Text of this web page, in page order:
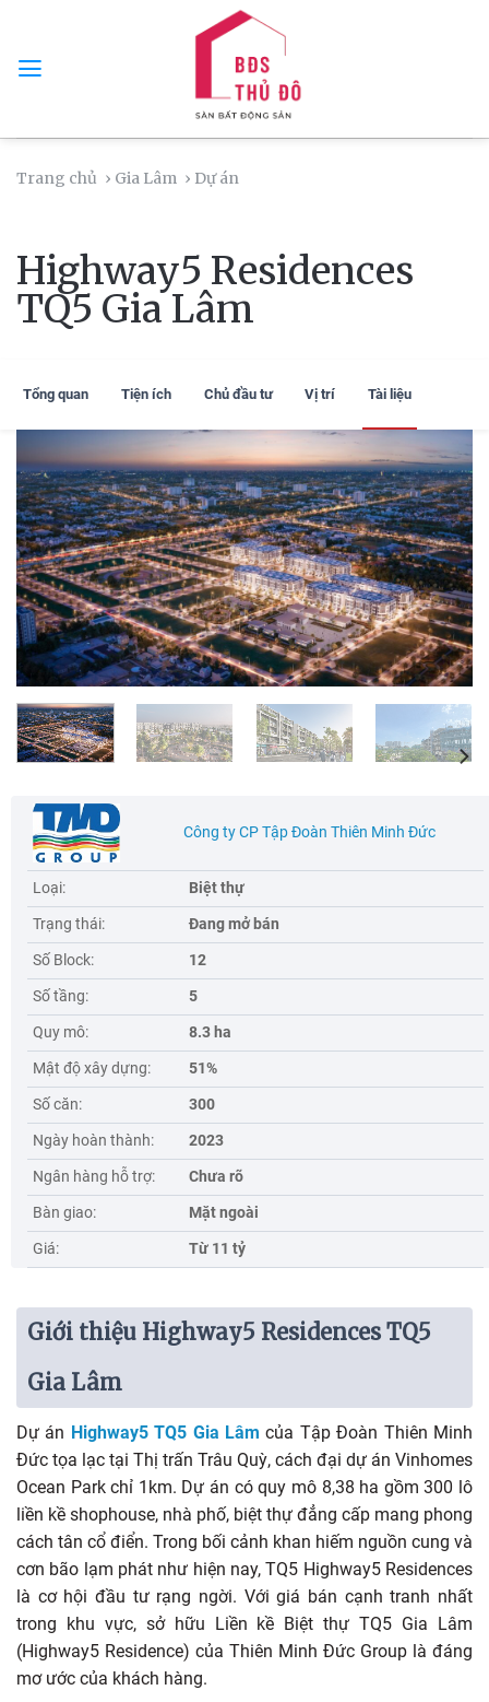
content
Trang chủ › Gia Lâm › Dự án
Highway5 Residences
TQ5 Gia Lâm
Tổng quan Tiện ích Chủ đầu tư Vị trí Tài liệu
Công ty CP Tập Đoàn Thiên Minh Đức
Loại:
Biệt thự
Trạng thái:
Đang mở bán
Số Block:
12
Số tầng:
5
Quy mô:
8.3 ha
Mật độ xây dựng:
51%
Số căn:
300
Ngày hoàn thành:
2023
Ngân hàng hỗ trợ:
Chưa rõ
Bàn giao:
Mặt ngoài
Giá:
Từ 11 tỷ
Giới thiệu Highway5 Residences TQ5
Gia Lâm
Dự án Highway5 TQ5 Gia Lâmcủa Tập Đoàn Thiên Minh
Đức tọa lạc tại Thị trấn Trâu Quỳ, cách đại dự án Vinhomes
Ocean Park chỉ 1km. Dự án có quy mô 8,38 ha gồm 300 lô
liền kề shophouse, nhà phố, biệt thự đẳng cấp mang phong
cách tân cổ điển. Trong bối cảnh khan hiếm nguồn cung và
cơn bão lạm phát như hiện nay, TQ5 Highway5 Residences
là cơ hội đầu tư rạng ngời. Với giá bán cạnh tranh nhất
trong khu vực, sở hữu Liền kề Biệt thự TQ5 Gia Lâm
(Highway5 Residence) của Thiên Minh Đức Group là đáng
mơ ước của khách hàng.